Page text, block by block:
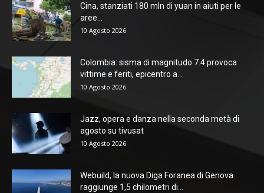
Cina, stanziati 180 mln di yuan in aiuti per le
aree...
10 Agosto 2026
Colombia: sisma di magnitudo 7.4 provoca
vittime e feriti, epicentro a...
10 Agosto 2026
Jazz, opera e danza nella seconda metà di
agosto su tivusat
10 Agosto 2026
Webuild, la nuova Diga Foranea di Genova
raggiunge 1,5 chilometri di...